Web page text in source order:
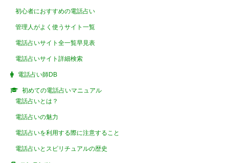
初心者におすすめの電話占い
管理人がよく使うサイト一覧
電話占いサイト全一覧早見表
電話占いサイト詳細検索
電話占い師DB
初めての電話占いマニュアル
電話占いとは？
電話占いの魅力
電話占いを利用する際に注意すること
電話占いとスピリチュアルの歴史